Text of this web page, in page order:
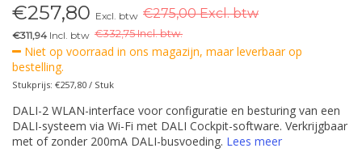
€257,80 Excl. btw €275,00 Excl. btw
€311,94 Incl. btw €332,75 Incl. btw.
Niet op voorraad in ons magazijn, maar leverbaar op
bestelling.
Stukprijs: €257,80 / Stuk
DALI-2 WLAN-interface voor configuratie en besturing van een
DALI-systeem via Wi-Fi met DALI Cockpit-software. Verkrijgbaar
met of zonder 200mA DALI-busvoeding. Lees meer